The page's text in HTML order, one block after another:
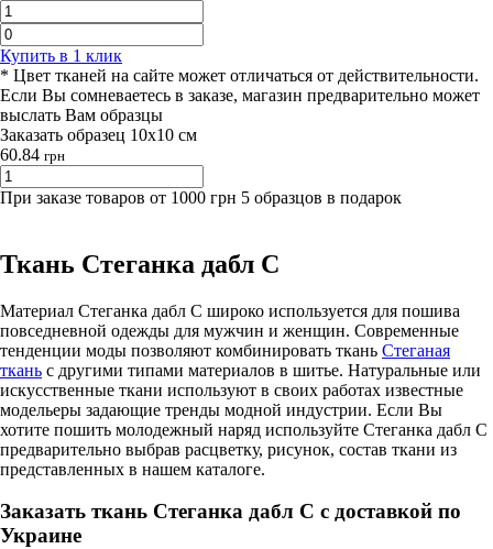
Купить в 1 клик
* Цвет тканей на сайте может отличаться от действительности.
Если Вы сомневаетесь в заказе, магазин предварительно может
выслать Вам образцы
Заказать образец 10х10 см
60.84 грн
При заказе товаров от 1000 грн 5 образцов в подарок
Ткань Стеганка дабл С
Материал Стеганка дабл С широко используется для пошива
повседневной одежды для мужчин и женщин. Современные
тенденции моды позволяют комбинировать ткань Стеганая
ткань с другими типами материалов в шитье. Натуральные или
искусственные ткани используют в своих работах известные
модельеры задающие тренды модной индустрии. Если Вы
хотите пошить молодежный наряд используйте Стеганка дабл С
предварительно выбрав расцветку, рисунок, состав ткани из
представленных в нашем каталоге.
Заказать ткань Стеганка дабл С с доставкой по
Украине